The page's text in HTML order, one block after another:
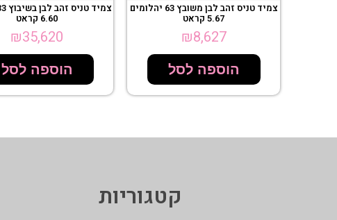
צמיד טניס זהב לבן משובץ 63 יהלומים
5.67 קראט
₪8,627
הוספה לסל
6.60 קראט
₪35,620
הוספה לסל
קטגוריות